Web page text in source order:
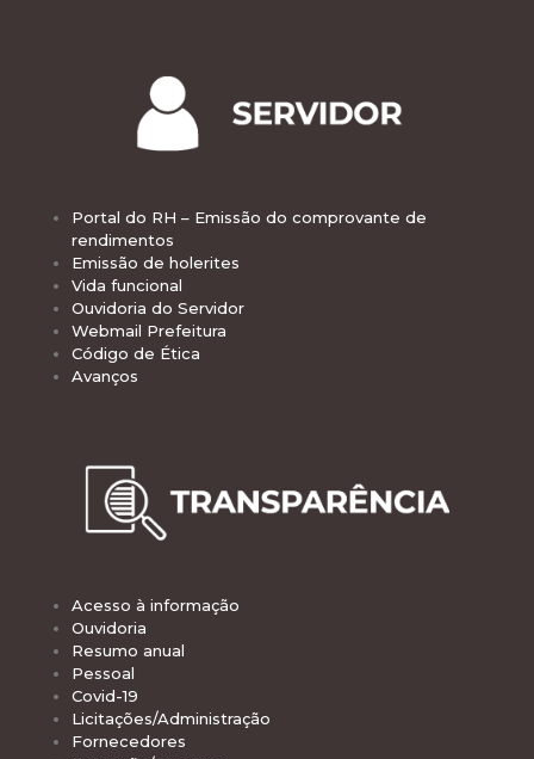
Portal do RH – Emissão do comprovante de
rendimentos
Emissão de holerites
Vida funcional
Ouvidoria do Servidor
Webmail Prefeitura
Código de Ética
Avanços
Acesso à informação
Ouvidoria
Resumo anual
Pessoal
Covid-19
Licitações/Administração
Fornecedores